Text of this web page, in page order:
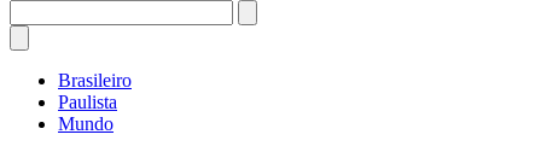
Brasileiro
Paulista
Mundo